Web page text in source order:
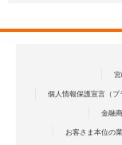
個人情報保護宣言（プ
金融
お客さま本位の